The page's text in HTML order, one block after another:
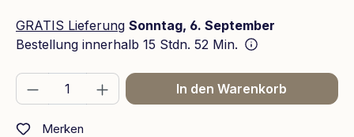
GRATIS Lieferung Sonntag, 6. September
Bestellung innerhalb 15 Stdn. 52 Min.
Produkt Anzahl: Gib den gewünschten
In den Warenkorb
Merken